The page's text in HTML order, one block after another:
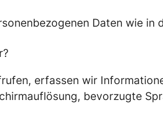
Daten wie in
erfassen wir
bevorzugte